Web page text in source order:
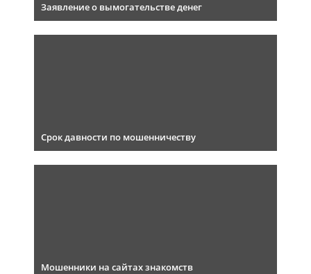
Заявление о вымогательстве денег
Срок давности по мошенничеству
Мошенники на сайтах знакомств